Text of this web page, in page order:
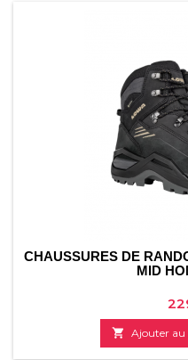
CHAUSSURES DE
MID
 Ajouter au